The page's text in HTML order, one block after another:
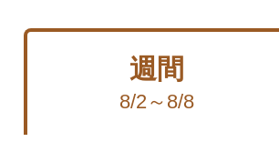
週間
8/2～8/8